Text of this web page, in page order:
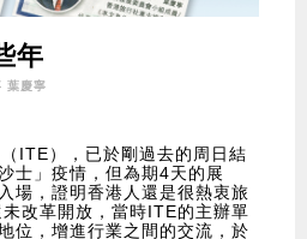
年
葉慶寧
ITE），已於剛過去的周日結
士」疫情，但為期4天的展
場，證明香港人還是很熱衷旅
改革開放，當時ITE的主辦單
位，增進行業之間的交流，於